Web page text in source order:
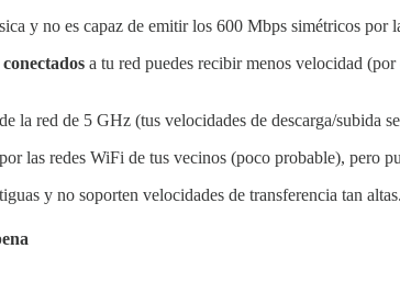
y no es capaz de emitir los 600 Mbps simétricos por
a tu red puedes recibir menos velocidad
la red de 5 GHz (tus velocidades de descarga/subida
por las redes WiFi de tus vecinos (poco probable), pero
y no soporten velocidades de transferencia tan altas.